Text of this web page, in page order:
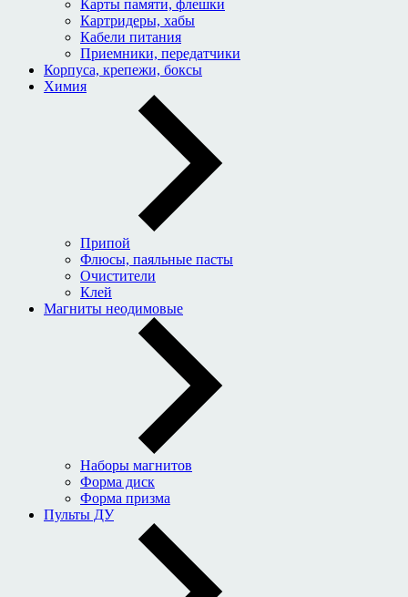
Карты памяти, флешки
Картридеры, хабы
Кабели питания
Приемники, передатчики
Корпуса, крепежи, боксы
Химия
Припой
Флюсы, паяльные пасты
Очистители
Клей
Магниты неодимовые
Наборы магнитов
Форма диск
Форма призма
Пульты ДУ